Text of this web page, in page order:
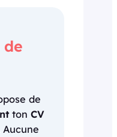
de
de
ton CV